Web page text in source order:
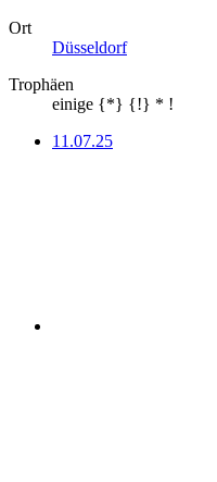
Ort
Düsseldorf
Trophäen
einige {*} {!} * !
11.07.25